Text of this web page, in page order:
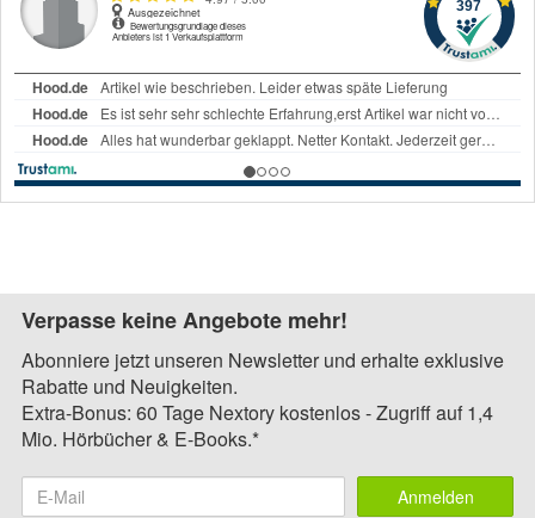
Verpasse keine Angebote mehr!
Abonniere jetzt unseren Newsletter und erhalte exklusive
Rabatte und Neuigkeiten.
Extra-Bonus: 60 Tage Nextory kostenlos - Zugriff auf 1,4
Mio. Hörbücher & E-Books.*
Anmelden